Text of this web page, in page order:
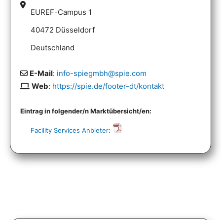
Eintrag in folgender/n Marktübersicht/en:
Facility Services Anbieter:
EUREF-Campus 1
40472 Düsseldorf
Deutschland
E-Mail: info-spiegmbh@spie.com
Web: https://spie.de/footer-dt/kontakt